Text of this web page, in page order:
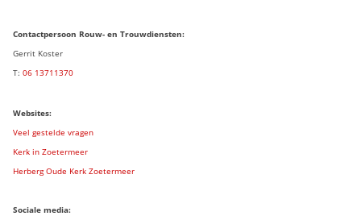
Contactpersoon Rouw- en Trouwdiensten:
Gerrit Koster
T: 06 13711370
Websites:
Veel gestelde vragen
Kerk in Zoetermeer
Herberg Oude Kerk Zoetermeer
Sociale media: